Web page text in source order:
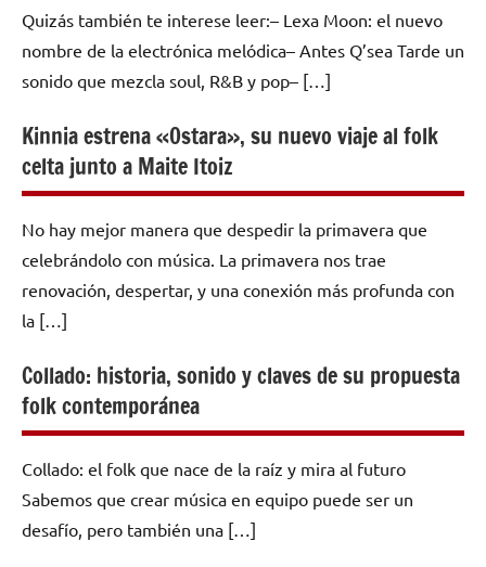
Quizás también te interese leer:– Lexa Moon: el nuevo
nombre de la electrónica melódica– Antes Q’sea Tarde un
sonido que mezcla soul, R&B y pop– […]
Kinnia estrena «Ostara», su nuevo viaje al folk
celta junto a Maite Itoiz
No hay mejor manera que despedir la primavera que
celebrándolo con música. La primavera nos trae
renovación, despertar, y una conexión más profunda con
la […]
Collado: historia, sonido y claves de su propuesta
folk contemporánea
Collado: el folk que nace de la raíz y mira al futuro
Sabemos que crear música en equipo puede ser un
desafío, pero también una […]